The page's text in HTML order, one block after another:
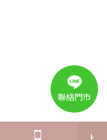
聯絡門市